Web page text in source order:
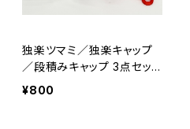
独楽ツマミ／独楽キャップ
／段積みキャップ 3点セット
｜コマが簡単につまめて、
¥800